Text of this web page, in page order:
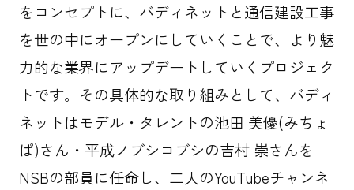
をコンセプトに、バディネットと通信建設工事
を世の中にオープンにしていくことで、より魅
力的な業界にアップデートしていくプロジェク
トです。その具体的な取り組みとして、バディ
ネットはモデル・タレントの池田 美優(みちょ
ぱ)さん・平成ノブシコブシの吉村 崇さんを
NSBの部員に任命し、二人のYouTubeチャンネ